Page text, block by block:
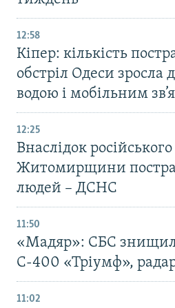
12:58
Кіпер: кількість
обстріл Одеси зросла
водою і мобільним
12:25
Внаслідок
Житомирщини
людей – ДСНС
11:50
«Мадяр»: СБС
С-400 «Тріумф»,
11:02